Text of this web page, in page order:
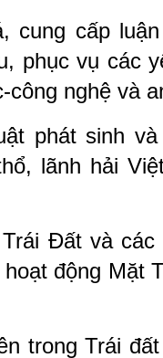
cung cấp
phục vụ các
công nghệ và
phát sinh
lãnh hải
Đất và các
động Mặt
trong Trái